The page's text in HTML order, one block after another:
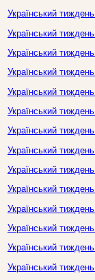
Український
Український
Український
Український
Український
Український
Український
Український
Український
Український
Український
Український
Український
Український